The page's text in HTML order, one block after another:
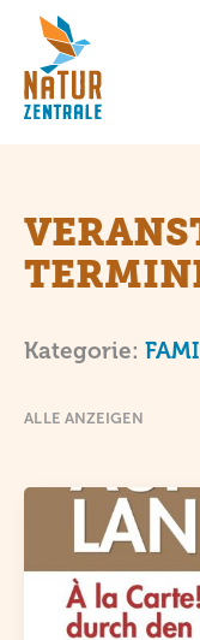
Kategorie:
ALLE ANZEIGEN